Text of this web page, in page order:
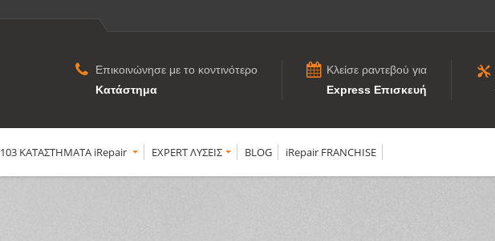
Επικοινώνησε με το κοντινότερο
Κατάστημα
Κλείσε ραντεβού για
Express Επισκευή
103 ΚΑΤΑΣΤΗΜΑΤΑ iRepair EXPERT ΛΥΣΕΙΣ BLOG iRepair FRANCHISE